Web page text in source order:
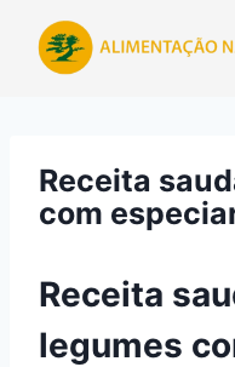
para
Receita
com
Receita
legumes